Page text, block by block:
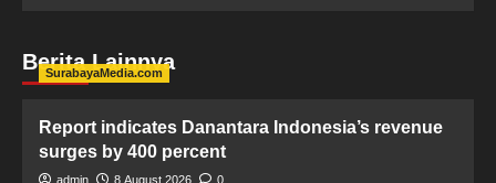
Berita Lainnya
SurabayaMedia.com
Report indicates Danantara Indonesia’s revenue
surges by 400 percent
admin 8 August 2026
0